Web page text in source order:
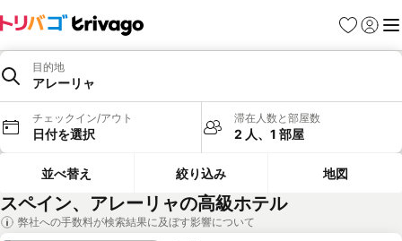
お気に入り
ログイ
メ
目的地
アレーリャ
チェックイン/アウト
日付を選択
滞在人数と部屋数
2 人、1 部屋
並べ替え 絞り込み 地図
スペイン、アレーリャの高級ホテル
弊社への手数料が検索結果に及ぼす影響について